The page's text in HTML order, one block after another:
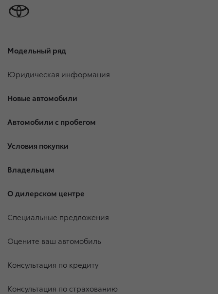
Модельный ряд
Юридическая информация
Новые автомобили
Автомобили с пробегом
Условия покупки
Владельцам
О дилерском центре
Специальные предложения
Оцените ваш автомобиль
Консультация по кредиту
Консультация по страхованию